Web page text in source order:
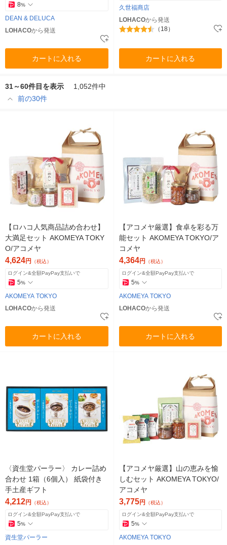
8%
DEAN & DELUCA
LOHACOから発送
カートに入れる
久世福商店
LOHACOから発送
（18）
カートに入れる
31～60件目を表示
1,052件中
前の30件
【ロハコ人気商品詰め合わせ】
大満足セット AKOMEYA TOKY
O/アコメヤ
4,624円 （税込）
ログイン&全額PayPay支払いで
5%
AKOMEYA TOKYO
LOHACOから発送
カートに入れる
【アコメヤ厳選】食卓を彩る万
能セット AKOMEYA TOKYO/ア
コメヤ
4,364円 （税込）
ログイン&全額PayPay支払いで
5%
AKOMEYA TOKYO
LOHACOから発送
カートに入れる
〈資生堂パーラー〉 カレー詰め
合わせ 1箱（6個入） 紙袋付き
手土産ギフト
4,212円 （税込）
ログイン&全額PayPay支払いで
5%
資生堂パーラー
【アコメヤ厳選】山の恵みを愉
しむセット AKOMEYA TOKYO/
アコメヤ
3,775円 （税込）
ログイン&全額PayPay支払いで
5%
AKOMEYA TOKYO